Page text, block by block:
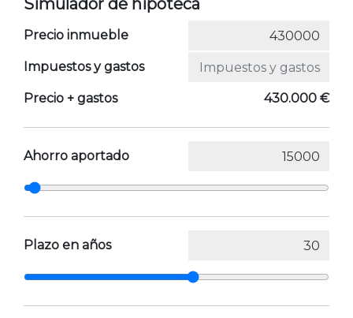
Simulador de hipoteca
Precio inmueble
Impuestos y gastos
Precio + gastos 430.000 €
Ahorro aportado
Plazo en años